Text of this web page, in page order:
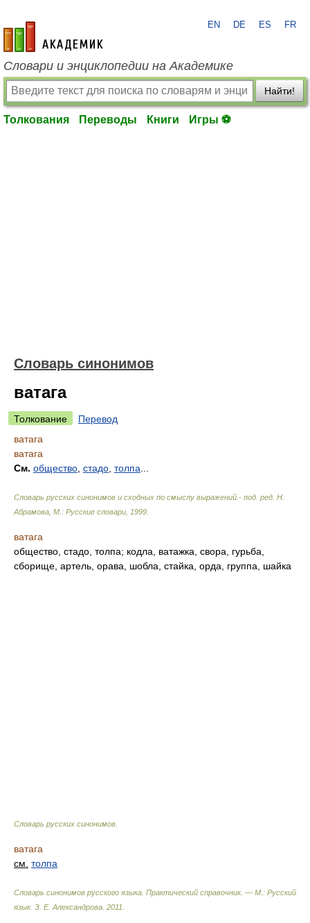
academic.ru
EN DE ES FR
Словари и энциклопедии на Академике
Найти!
Толкования Переводы Книги Игры ⚽
Словарь синонимов
ватага
Толкование
Перевод
ватага
ватага
См. общество стадо толпа
Словарь русских синонимов и сходных по смыслу выражений.- под. ред. Н.
Абрамова, М.: Русские словари 1999
ватага
общество, стадо, толпа; кодла, ватажка, свора, гурьба,
сборище, артель, орава, шобла, стайка, орда, группа, шайка
Словарь русских синонимов
ватага
см. толпа
Словарь синонимов русского языка. Практический справочник. — М.: Русский
язык. З. Е. Александрова 2011